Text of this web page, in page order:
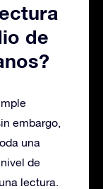
de
embargo,
una
de
lectura.